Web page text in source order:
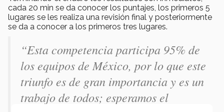
cada 20 min se da conocer los puntajes, los primeros 5
lugares se les realiza una revisión final y posteriormente
se da a conocer a los primeros tres lugares.
“Esta competencia participa 95% de
los equipos de México, por lo que este
triunfo es de gran importancia y es un
trabajo de todos; esperamos el